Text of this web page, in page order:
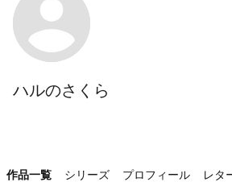
ハルのさくら
作品一覧 シリーズ プロフィール レタ